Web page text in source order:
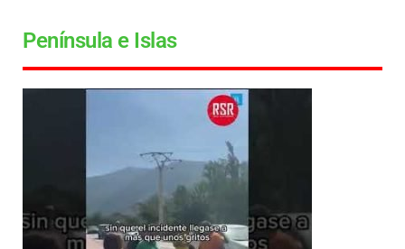
Península e Islas